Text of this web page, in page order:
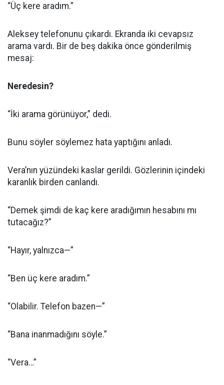
“Üç kere aradım.”
Aleksey telefonunu çıkardı. Ekranda iki cevapsız
arama vardı. Bir de beş dakika önce gönderilmiş
mesaj:
Neredesin?
“İki arama görünüyor,” dedi.
Bunu söyler söylemez hata yaptığını anladı.
Vera’nın yüzündeki kaslar gerildi. Gözlerinin içindeki
karanlık birden canlandı.
“Demek şimdi de kaç kere aradığımın hesabını mı
tutacağız?”
“Hayır, yalnızca—”
“Ben üç kere aradım.”
“Olabilir. Telefon bazen—”
“Bana inanmadığını söyle.”
“Vera…”